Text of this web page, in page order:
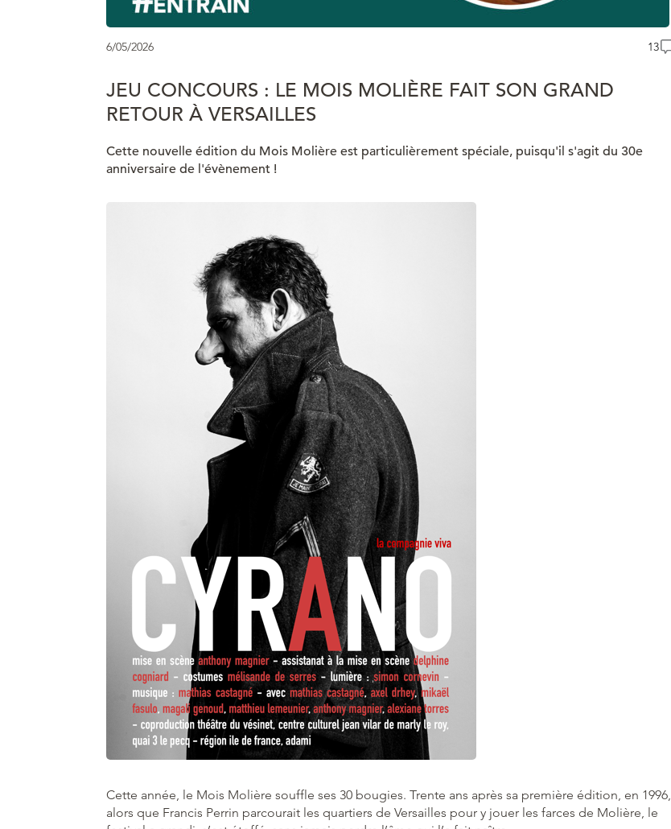
6/05/2026 13
JEU CONCOURS : LE MOIS MOLIÈRE FAIT SON GRAND
RETOUR À VERSAILLES
Cette nouvelle édition du Mois Molière est particulièrement spéciale, puisqu'il s'agit du 30e
anniversaire de l'évènement !
Cette année, le Mois Molière souffle ses 30 bougies. Trente ans après sa première édition, en 1996,
alors que Francis Perrin parcourait les quartiers de Versailles pour y jouer les farces de Molière, le